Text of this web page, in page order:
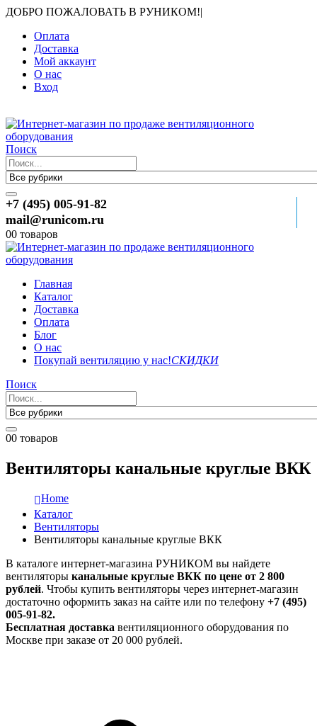
ДОБРО ПОЖАЛОВАТЬ В РУНИКОМ!|
Оплата
Доставка
Мой аккаунт
О нас
Вход
Поиск
+7 (495) 005-91-82
mail@runicom.ru
00 товаров
Главная
Каталог
Доставка
Оплата
Блог
О нас
Покупай вентиляцию у нас!СКИДКИ
Поиск
00 товаров
Вентиляторы канальные круглые ВКК
Home
Каталог
Вентиляторы
Вентиляторы канальные круглые ВКК
В каталоге интернет-магазина РУНИКОМ вы найдете
вентиляторы канальные круглые ВКК по цене от 2 800
рублей. Чтобы купить вентиляторы через интернет-магазин
достаточно оформить заказ на сайте или по телефону +7 (495)
005-91-82.
Бесплатная доставка вентиляционного оборудования по
Москве при заказе от 20 000 рублей.